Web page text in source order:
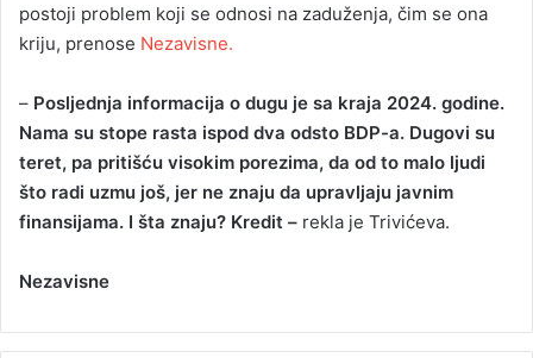
postoji problem koji se odnosi na zaduženja, čim se ona
kriju, prenose Nezavisne.
– Posljednja informacija o dugu je sa kraja 2024. godine.
Nama su stope rasta ispod dva odsto BDP-a. Dugovi su
teret, pa pritišću visokim porezima, da od to malo ljudi
što radi uzmu još, jer ne znaju da upravljaju javnim
finansijama. I šta znaju? Kredit – rekla je Trivićeva.
Nezavisne